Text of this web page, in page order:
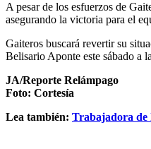
A pesar de los esfuerzos de
asegurando la victoria para el
Gaiteros buscará revertir su
Belisario Aponte este sábado a
JA/Reporte Relámpago
Foto: Cortesía
Lea también: Trabajadora de